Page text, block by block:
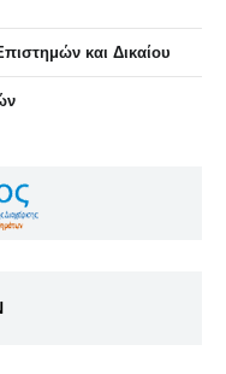
και Δικαίου